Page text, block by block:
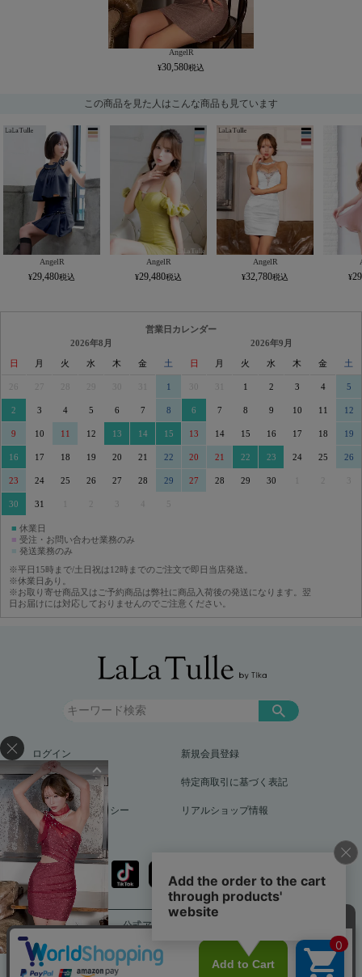
AngelR
30,580
この商品を見た人はこんな商品も見ています
AngelR
29,480
AngelR
29,480
AngelR
32,780
営業日カレンダー
2026年8月
日 月 火 水 木 金 土
29 30 31 1
2 3 4 5 6 7 8
9 10 11 12 13 14 15
16 17 18 19 20 21 22
23 24 25 26 27 28 29
30 31 3 5
2026年9月
日 月 火 水 木 金 土
30 31 1 2 3 4 5
6 7 8 9 10 11 12
13 14 15 16 17 18 19
20 21 22 23 24 25 26
27 28 29 30 3
■ 休業日
■ 受注・お問い合わせ業務のみ
■ 発送業務のみ
※平日15時まで/土日祝は12時までのご注文で即日当店発送。
※休業日あり。
※お取り寄せ商品又はご予約商品は弊社に商品入荷後の発送になります。翌
日お届けには対応しておりませんのでご注意ください。
ログイン 新規会員登録
お買い物ガイド 特定商取引に基づく表記
プライバシーポリシー リアルショップ情報
公式アプリをダウンロード
送料799円（沖縄、離島を除く）12,000円以上で送料無料